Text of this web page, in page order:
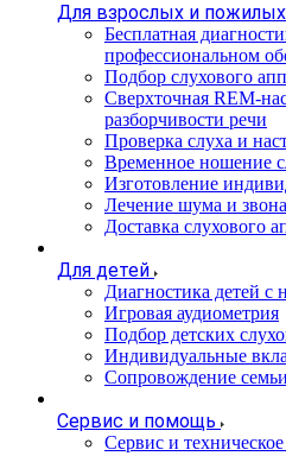
Для взрослых и
Бесплатная
профессиональном
Подбор слухового
Сверхточная REM-
разборчивости речи
Проверка слуха и
Временное ношение
Изготовление
Лечение шума и
Доставка слухового
Для детей
Диагностика детей с
Игровая аудиометрия
Подбор детских
Индивидуальные
Сопровождение
Сервис и помощь
Сервис и